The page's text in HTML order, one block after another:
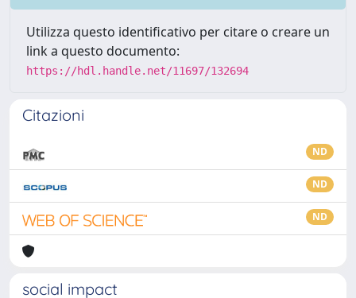
Utilizza questo identificativo per citare o creare un
link a questo documento:
https://hdl.handle.net/11697/132694
Citazioni
ND
ND
ND
social impact